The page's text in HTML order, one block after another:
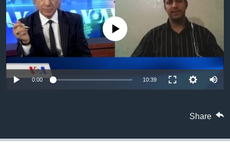
ژیان لە فەرهەنگدا
Learning English
FOLLOW US
No media source currently available
0:00 10:39
Share